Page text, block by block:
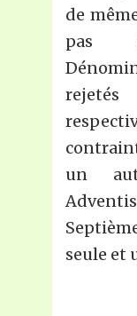
de
pas
un
seule et